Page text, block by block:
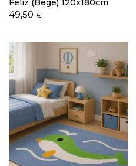
49,50 €